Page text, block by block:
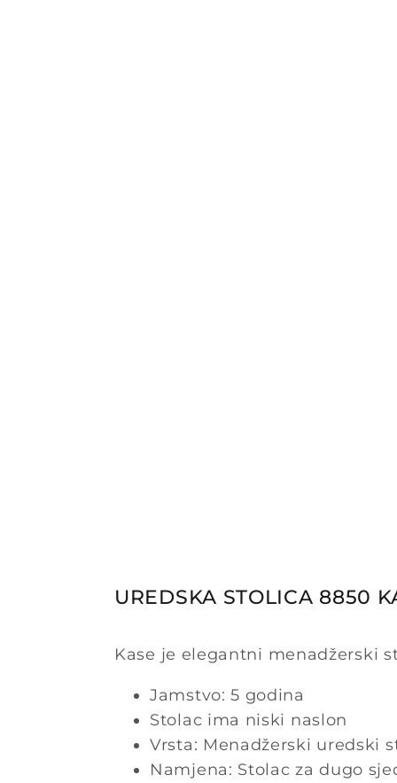
UREDSKA STOLICA 8850
Kase je elegantni menadžerski
Jamstvo: 5 godina
Stolac ima niski naslon
Vrsta: Menadžerski uredski
Namjena: Stolac za dugo